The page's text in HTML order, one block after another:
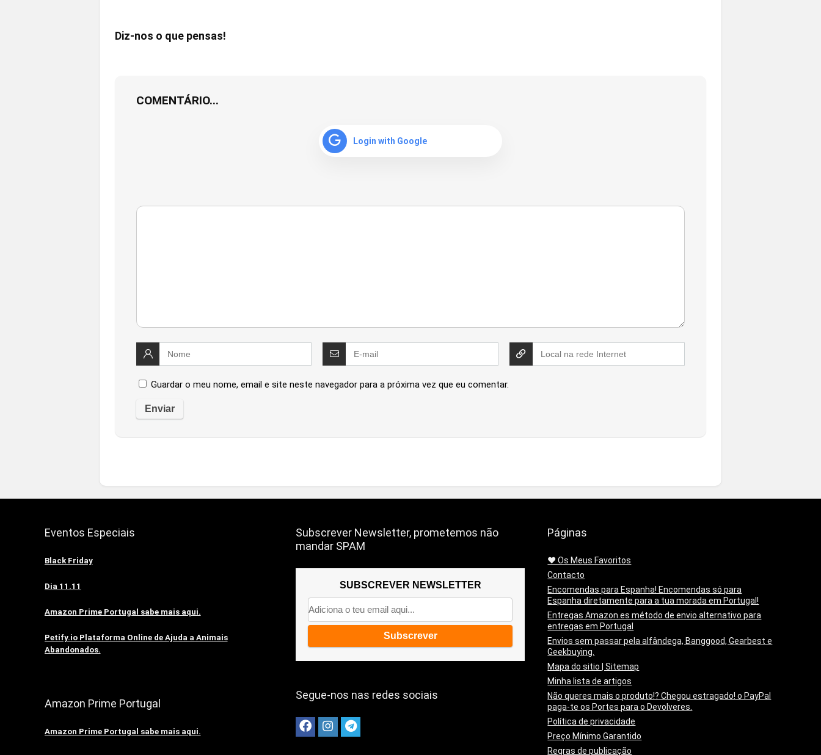
Diz-nos o que pensas!
COMENTÁRIO...
Login with Google
Guardar o meu nome, email e site neste navegador para a próxima vez que eu comentar.
Eventos Especiais
Black Friday
Dia 11.11
Amazon Prime Portugal sabe mais aqui.
Petify.io Plataforma Online de Ajuda a Animais
Abandonados.
Amazon Prime Portugal
Amazon Prime Portugal sabe mais aqui.
Subscrever Newsletter, prometemos não
mandar SPAM
SUBSCREVER NEWSLETTER
Segue-nos nas redes sociais
Páginas
❤️ Os Meus Favoritos
Contacto
Encomendas para Espanha! Encomendas só para
Espanha diretamente para a tua morada em Portugal!
Entregas Amazon.es método de envio alternativo para
entregas em Portugal
Envios sem passar pela alfândega, Banggood, Gearbest e
Geekbuying.
Mapa do sitio | Sitemap
Minha lista de artigos
Não queres mais o produto!? Chegou estragado! o PayPal
paga-te os Portes para o Devolveres.
Política de privacidade
Preço Mínimo Garantido
Regras de publicação